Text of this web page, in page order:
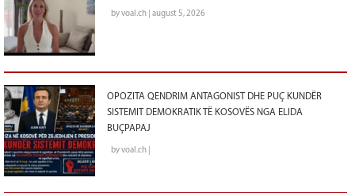
by voal.ch | august 5, 2026
OPOZITA QENDRIM ANTAGONIST DHE PUÇ KUNDËR
SISTEMIT DEMOKRATIK TË KOSOVËS NGA ELIDA
BUÇPAPAJ
by voal.ch |